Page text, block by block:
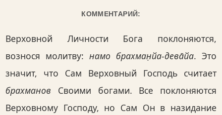
КОММЕНТАРИЙ:
Верховной Личности Бога поклоняются,
вознося молитву: намо брахман̣йа-дева̄йа. Это
значит, что Сам Верховный Господь считает
брахманов Своими богами. Все поклоняются
Верховному Господу, но Сам Он в назидание